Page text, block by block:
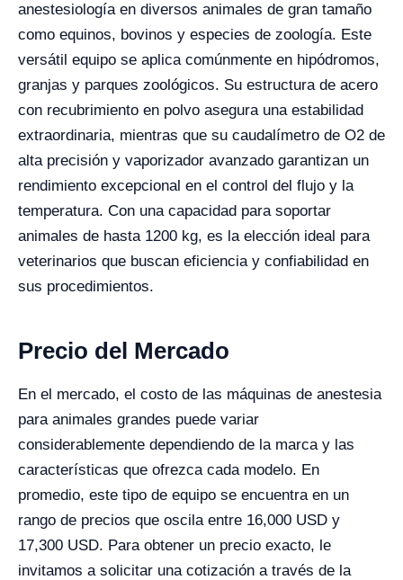
anestesiología en diversos animales de gran tamaño
como equinos, bovinos y especies de zoología. Este
versátil equipo se aplica comúnmente en hipódromos,
granjas y parques zoológicos. Su estructura de acero
con recubrimiento en polvo asegura una estabilidad
extraordinaria, mientras que su caudalímetro de O2 de
alta precisión y vaporizador avanzado garantizan un
rendimiento excepcional en el control del flujo y la
temperatura. Con una capacidad para soportar
animales de hasta 1200 kg, es la elección ideal para
veterinarios que buscan eficiencia y confiabilidad en
sus procedimientos.
Precio del Mercado
En el mercado, el costo de las máquinas de anestesia
para animales grandes puede variar
considerablemente dependiendo de la marca y las
características que ofrezca cada modelo. En
promedio, este tipo de equipo se encuentra en un
rango de precios que oscila entre 16,000 USD y
17,300 USD. Para obtener un precio exacto, le
invitamos a solicitar una cotización a través de la